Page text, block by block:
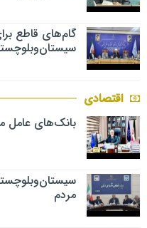
گام‌های قاطع
اقتصادی
بانک‌های عامل
مردم